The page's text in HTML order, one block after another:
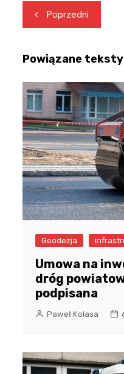
Nawigacja
wpisu
Poprzedni
Powiązane teksty
Geodezja
Umowa na
dróg
podpisana
Paweł Kolasa